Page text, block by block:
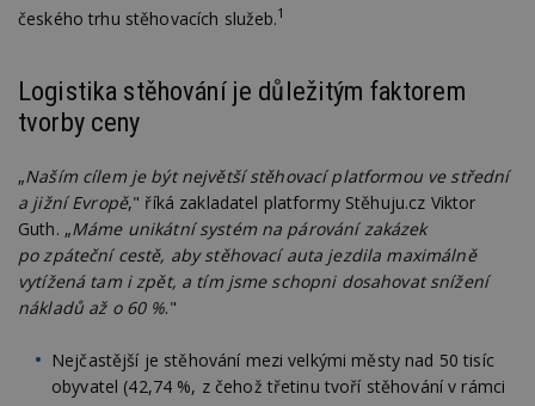
českého trhu stěhovacích služeb.1
Logistika stěhování je důležitým faktorem
tvorby ceny
„Naším cílem je být největší stěhovací platformou ve střední
a jižní Evropě," říká zakladatel platformy Stěhuju.cz Viktor
Guth. „Máme unikátní systém na párování zakázek
po zpáteční cestě, aby stěhovací auta jezdila maximálně
vytížená tam i zpět, a tím jsme schopni dosahovat snížení
nákladů až o 60 %."
Nejčastější je stěhování mezi velkými městy nad 50 tisíc
obyvatel (42,74 %, z čehož třetinu tvoří stěhování v rámci